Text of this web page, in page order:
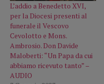
L’addio a Benedetto XVI,
per la Diocesi presenti al
funerale il Vescovo
Cevolotto e Mons.
Ambrosio. Don Davide
Maloberti: “Un Papa da cui
abbiamo ricevuto tanto” –
AUDIO